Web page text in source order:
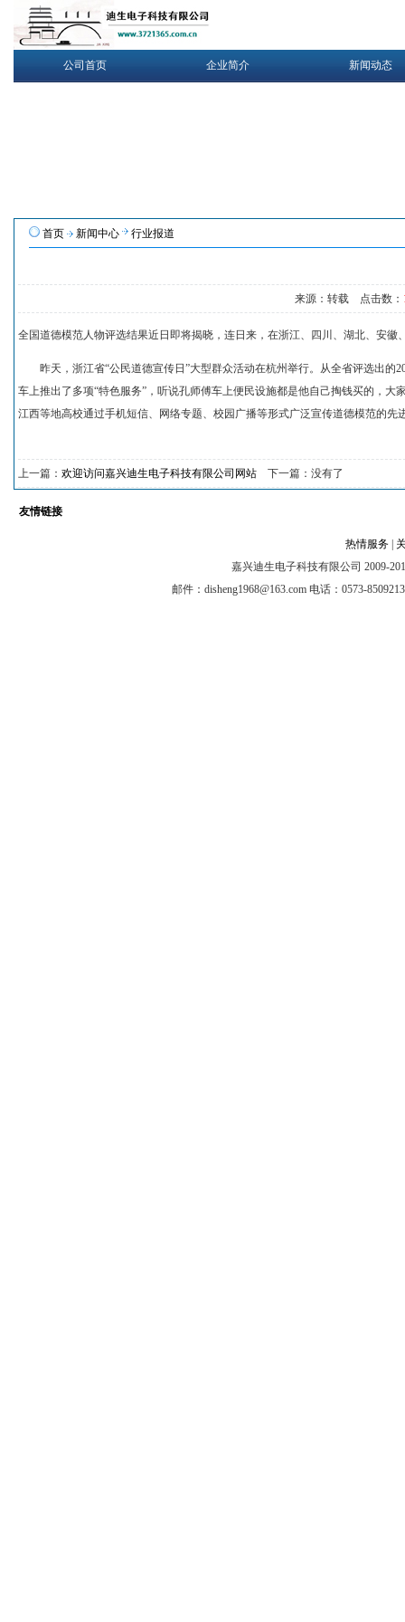
公司首页 企业简介 新闻动态
首页 新闻中心 行业报道
来源：转载 点击数：
全国道德模范人物评选结果近日即将揭晓，连日来，在浙江、四川、湖北、安
昨天，浙江省“公民道德宣传日”大型群众活动在杭州举行。从全省评选出的
车上推出了多项“特色服务”，听说孔师傅车上便民设施都是他自己掏钱买的，
江西等地高校通过手机短信、网络专题、校园广播等形式广泛宣传道德模范的先
上一篇： 欢迎访问嘉兴迪生电子科技有限公司网站 下一篇：没有了
友情链接
热情服务
嘉兴迪生电子科技有限公司 2009-
邮件：disheng1968@163.com 电话：0573-